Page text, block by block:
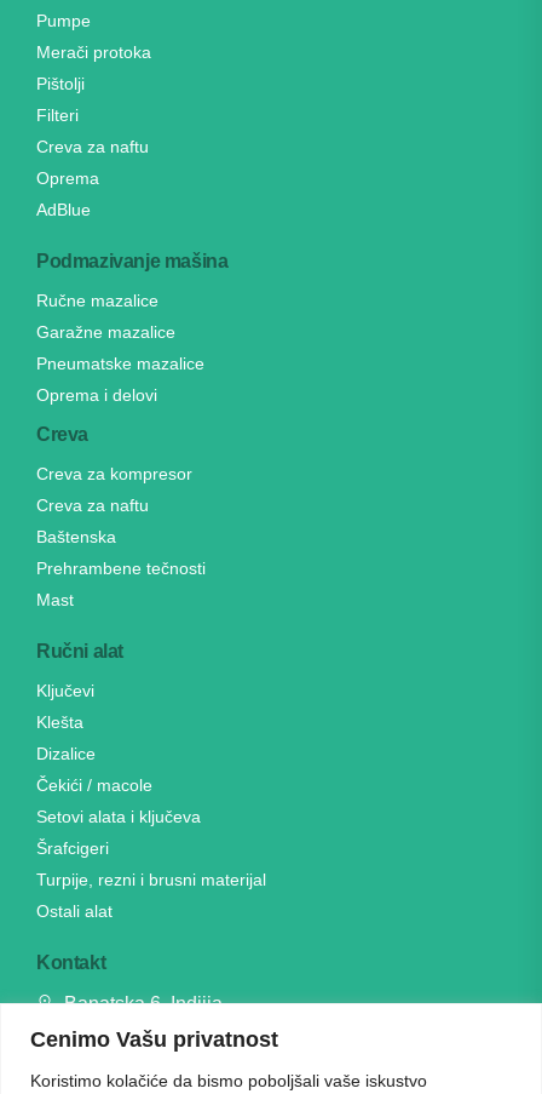
Cenimo Vašu privatnost
Koristimo kolačiće da bismo poboljšali vaše iskustvo
Pumpe
Merači protoka
Pištolji
Filteri
Creva za naftu
Oprema
AdBlue
Podmazivanje mašina
Ručne mazalice
Garažne mazalice
Pneumatske mazalice
Oprema i delovi
Creva
Creva za kompresor
Creva za naftu
Baštenska
Prehrambene tečnosti
Mast
Ručni alat
Ključevi
Klešta
Dizalice
Čekići / macole
Setovi alata i ključeva
Šrafcigeri
Turpije, rezni i brusni materijal
Ostali alat
Kontakt
Banatska 6, Indjija
064 23 24 291
unialati@gmail.com